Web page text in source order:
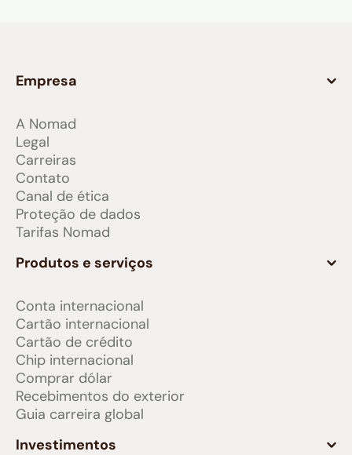
Empresa
A Nomad
Legal
Carreiras
Contato
Canal de ética
Proteção de dados
Tarifas Nomad
Produtos e serviços
Conta internacional
Cartão internacional
Cartão de crédito
Chip internacional
Comprar dólar
Recebimentos do exterior
Guia carreira global
Investimentos